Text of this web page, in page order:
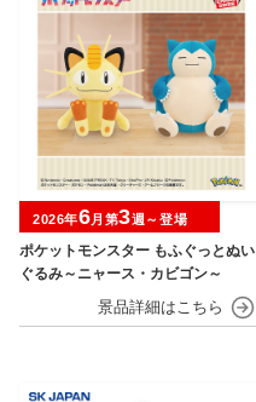
ポケットモンスター もふぐっとぬい
ぐるみ～ニャース・カビゴン～
2026年6月第3週～登場